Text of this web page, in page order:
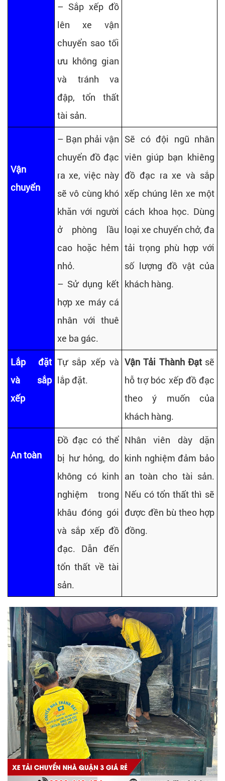
– Sắp xếp đồ
lên xe vận
chuyển sao tối
ưu không gian
và tránh va
đập, tổn thất
tài sản.
Vận
chuyển
– Bạn phải vận
chuyển đồ đạc
ra xe, việc này
sẽ vô cùng khó
khăn với người
ở phòng lầu
cao hoặc hẻm
nhỏ.
– Sử dụng kết
hợp xe máy cá
nhân với thuê
xe ba gác.
Sẽ có đội ngũ nhân
viên giúp bạn khiêng
đồ đạc ra xe và sắp
xếp chúng lên xe một
cách khoa học. Dùng
loại xe chuyển chở, đa
tải trọng phù hợp với
số lượng đồ vật của
khách hàng.
Lắp đặt
và sắp
xếp
Tự sắp xếp và
lắp đặt.
Vận Tải Thành Đạtsẽ
hỗ trợ bóc xếp đồ đạc
theo ý muốn của
khách hàng.
An toàn
Đồ đạc có thể
bị hư hỏng, do
không có kinh
nghiệm trong
khâu đóng gói
và sắp xếp đồ
đạc. Dẫn đến
tổn thất về tài
sản.
Nhân viên dày dặn
kinh nghiệm đảm bảo
an toàn cho tài sản.
Nếu có tổn thất thì sẽ
được đền bù theo hợp
đồng.